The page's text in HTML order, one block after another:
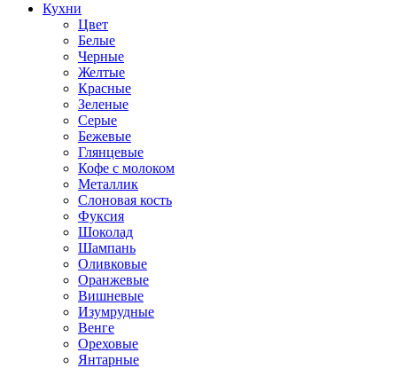
Кухни
Цвет
Белые
Черные
Желтые
Красные
Зеленые
Серые
Бежевые
Глянцевые
Кофе с молоком
Металлик
Слоновая кость
Фуксия
Шоколад
Шампань
Оливковые
Оранжевые
Вишневые
Изумрудные
Венге
Ореховые
Янтарные